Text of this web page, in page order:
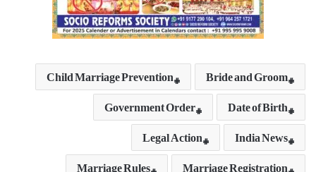
Bride and Groom
Child Marriage Prevention
Date of Birth
Government Order
India News
Legal Action